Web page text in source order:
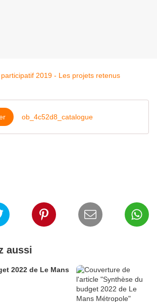
ob_4c52d8_catalogue
aussi
2022 de Le Mans